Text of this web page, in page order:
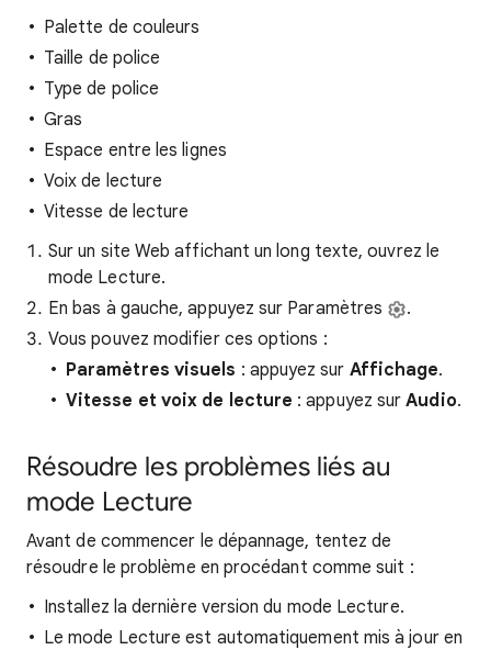
Palette de couleurs
Taille de police
Type de police
Gras
Espace entre les lignes
Voix de lecture
Vitesse de lecture
Sur un site Web affichant un long texte, ouvrez le
mode Lecture.
En bas à gauche, appuyez sur Paramètres
.
Vous pouvez modifier ces options :
Paramètres visuels : appuyez sur Affichage.
Vitesse et voix de lecture : appuyez surAudio.
Résoudre les problèmes liés au
mode Lecture
Avant de commencer le dépannage, tentez de
résoudre le problème en procédant comme suit :
Installez la dernière version du mode Lecture.
Le mode Lecture est automatiquement mis à jour en